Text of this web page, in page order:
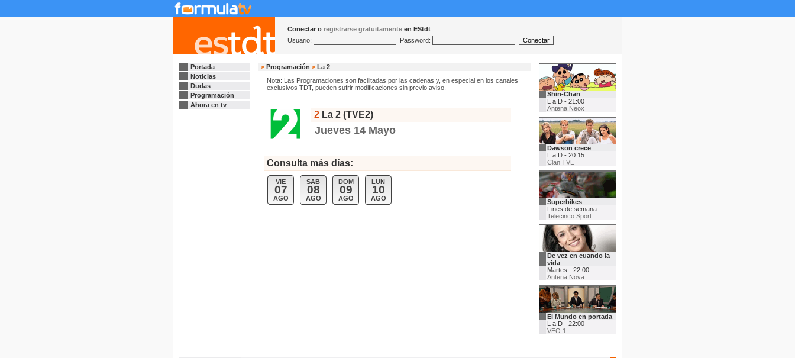
Conectar o registrarse gratuitamente en EStdt
Usuario:
Password:
Portada
Noticias
Dudas
Programación
Ahora en tv
> Programación > La 2
Nota: Las Programaciones son facilitadas por las cadenas y, en especial en los canales
exclusivos TDT, pueden sufrir modificaciones sin previo aviso.
2 La 2 (TVE2)
Jueves 14 Mayo
Consulta más días:
VIE
07
AGO
SAB
08
AGO
DOM
09
AGO
LUN
10
AGO
Shin-Chan
L a D - 21:00
Antena.Neox
Dawson crece
L a D - 20:15
Clan TVE
Superbikes
Fines de semana
Telecinco Sport
De vez en cuando la
vida
Martes - 22:00
Antena.Nova
El Mundo en portada
L a D - 22:00
VEO 1